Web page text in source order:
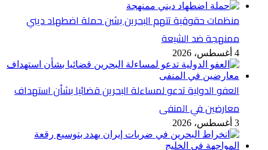
منظمات حقوقية تتهم البحرين بشن حملة اضطهاد ديني
ممنهجة ضد الشيعة
4 أغسطس، 2026
العفو الدولية تدعو لمساءلة البحرين قضائيا بشأن استهداف
معارضين في المنفى
3 أغسطس، 2026